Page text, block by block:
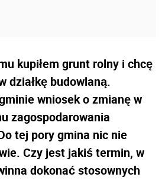
kupiłem grunt rolny i chcę
działkę budowlaną.
wniosek o zmianę w
zagospodarowania
tej pory gmina nic nie
Czy jest jakiś termin, w
dokonać stosownych